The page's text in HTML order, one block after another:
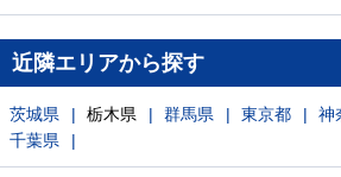
近隣エリアから探す
茨城県 栃木県 群馬県 東京都 神
千葉県